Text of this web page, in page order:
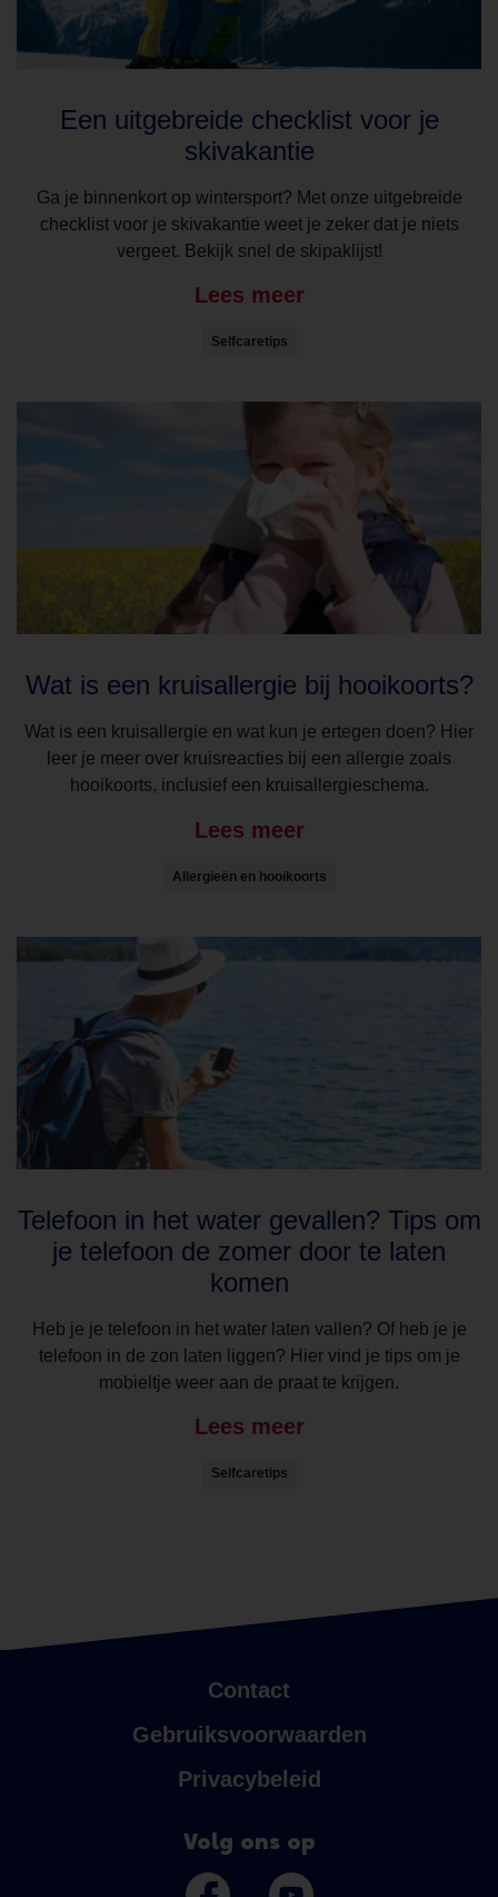
Een uitgebreide checklist voor je
skivakantie
Ga je binnenkort op wintersport? Met onze uitgebreide
checklist voor je skivakantie weet je zeker dat je niets
vergeet. Bekijk snel de skipaklijst!
Lees meer
Selfcaretips
Wat is een kruisallergie bij hooikoorts?
Wat is een kruisallergie en wat kun je ertegen doen? Hier
leer je meer over kruisreacties bij een allergie zoals
hooikoorts, inclusief een kruisallergieschema.
Lees meer
Allergieën en hooikoorts
Telefoon in het water gevallen? Tips om
je telefoon de zomer door te laten
komen
Heb je je telefoon in het water laten vallen? Of heb je je
telefoon in de zon laten liggen? Hier vind je tips om je
mobieltje weer aan de praat te krijgen.
Lees meer
Selfcaretips
Contact
Gebruiksvoorwaarden
Privacybeleid
Volg ons op